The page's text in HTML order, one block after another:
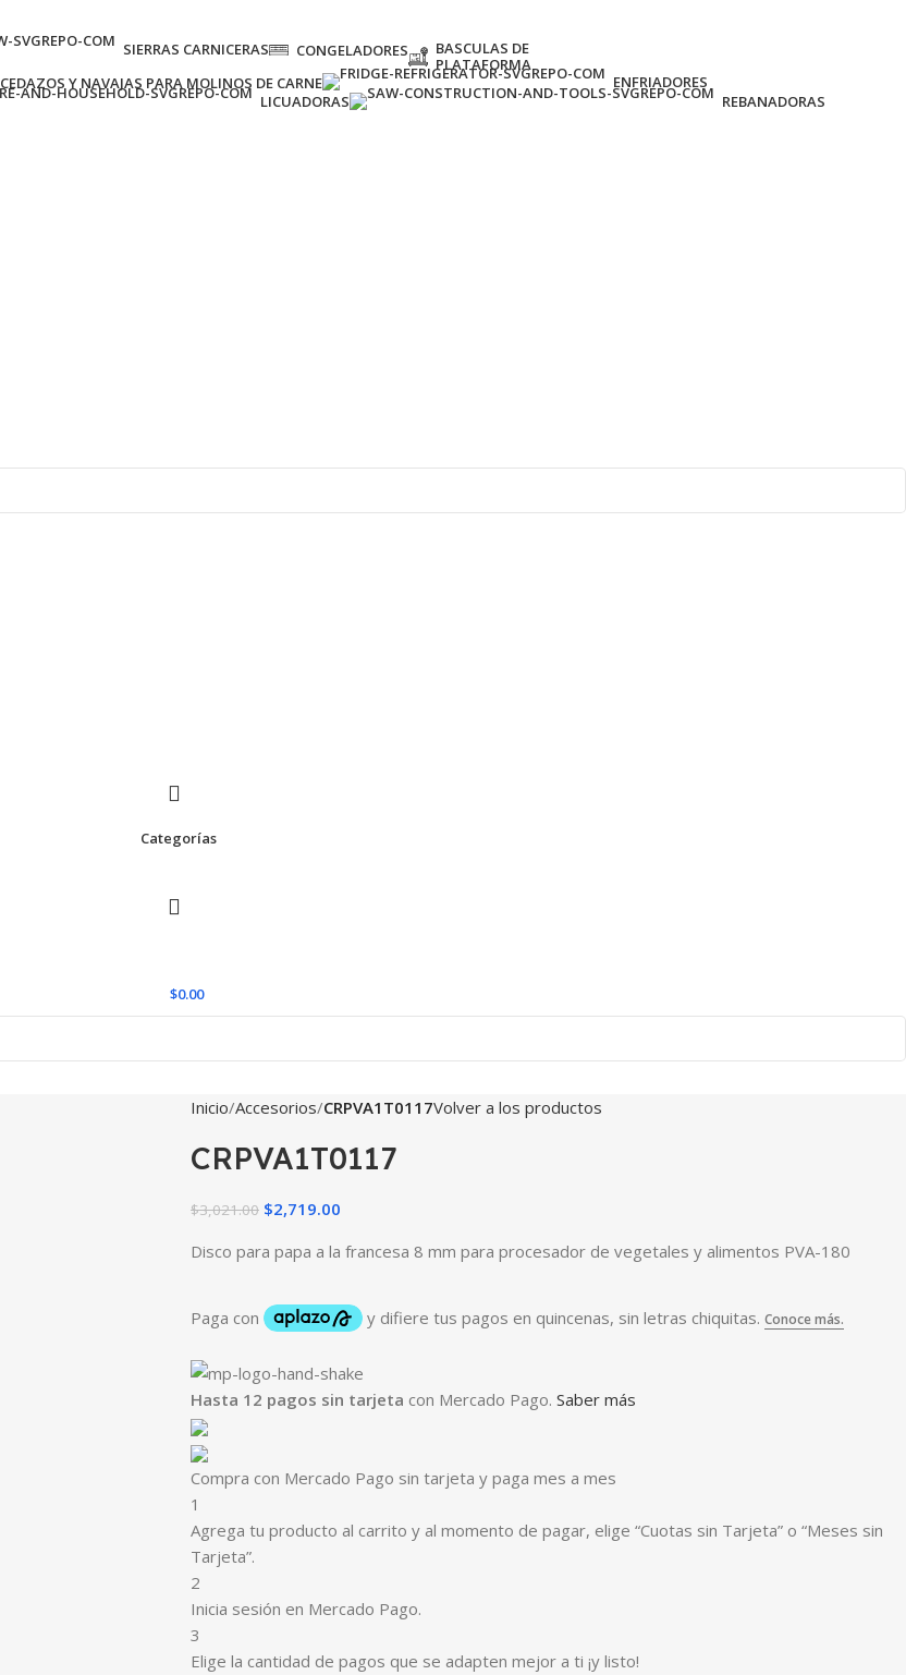
SIERRAS CARNICERAS CONGELADORES
BASCULAS DE
PLATAFORMA
CEDAZOS Y NAVAJAS PARA MOLINOS DE CARNE
ENFRIADORES
LICUADORAS
REBANADORAS
Categorías
$0.00
Inicio Accesorios CRPVA1T0117Volver a los productos
CRPVA1T0117
$3,021.00 $2,719.00
Disco para papa a la francesa 8 mm para procesador de vegetales y alimentos PVA-180
Hasta 12 pagos sin tarjeta con Mercado Pago. Saber más
Compra con Mercado Pago sin tarjeta y paga mes a mes
1
Agrega tu producto al carrito y al momento de pagar, elige “Cuotas sin Tarjeta” o “Meses sin
Tarjeta”.
2
Inicia sesión en Mercado Pago.
3
Elige la cantidad de pagos que se adapten mejor a ti ¡y listo!